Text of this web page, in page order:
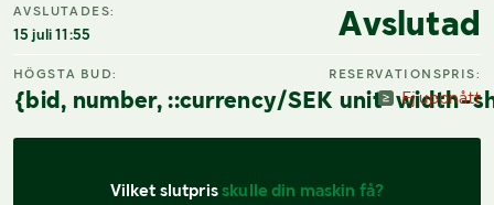
AVSLUTADES:
15 juli 11:55 Avslutad
HÖGSTA BUD:
{bid, number, ::currency/SEK unit-width-
RESERVATIONSPRIS:
Ej uppnått
Vilket slutpris skulle din maskin få?